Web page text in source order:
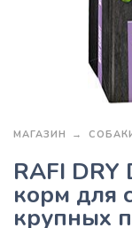
МАГАЗИН
RAFI DRY
корм для
крупных